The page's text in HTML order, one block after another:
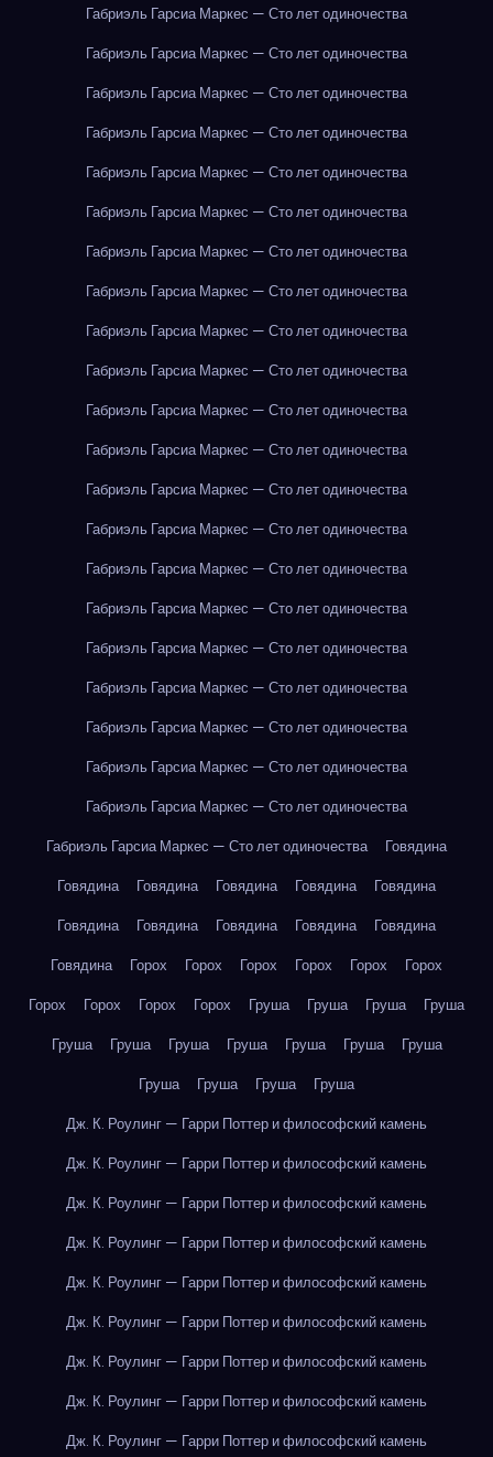
Габриэль Гарсиа Маркес — Сто лет одиночества
Габриэль Гарсиа Маркес — Сто лет одиночества
Габриэль Гарсиа Маркес — Сто лет одиночества
Габриэль Гарсиа Маркес — Сто лет одиночества
Габриэль Гарсиа Маркес — Сто лет одиночества
Габриэль Гарсиа Маркес — Сто лет одиночества
Габриэль Гарсиа Маркес — Сто лет одиночества
Габриэль Гарсиа Маркес — Сто лет одиночества
Габриэль Гарсиа Маркес — Сто лет одиночества
Габриэль Гарсиа Маркес — Сто лет одиночества
Габриэль Гарсиа Маркес — Сто лет одиночества
Габриэль Гарсиа Маркес — Сто лет одиночества
Габриэль Гарсиа Маркес — Сто лет одиночества
Габриэль Гарсиа Маркес — Сто лет одиночества
Габриэль Гарсиа Маркес — Сто лет одиночества
Габриэль Гарсиа Маркес — Сто лет одиночества
Габриэль Гарсиа Маркес — Сто лет одиночества
Габриэль Гарсиа Маркес — Сто лет одиночества
Габриэль Гарсиа Маркес — Сто лет одиночества
Габриэль Гарсиа Маркес — Сто лет одиночества
Габриэль Гарсиа Маркес — Сто лет одиночества
Габриэль Гарсиа Маркес — Сто лет одиночества
Говядина
Говядина
Говядина Говядина Говядина
Говядина
Говядина
Говядина Говядина Говядина
Говядина
Говядина
Горох Горох Горох Горох Горох
Горох
Горох
Горох Горох Горох Груша Груша Груша
Груша
Груша
Груша Груша Груша Груша Груша
Груша
Груша
Груша Груша
Груша
Дж. К. Роулинг — Гарри Поттер и философский камень
Дж. К. Роулинг — Гарри Поттер и философский камень
Дж. К. Роулинг — Гарри Поттер и философский камень
Дж. К. Роулинг — Гарри Поттер и философский камень
Дж. К. Роулинг — Гарри Поттер и философский камень
Дж. К. Роулинг — Гарри Поттер и философский камень
Дж. К. Роулинг — Гарри Поттер и философский камень
Дж. К. Роулинг — Гарри Поттер и философский камень
Дж. К. Роулинг — Гарри Поттер и философский камень